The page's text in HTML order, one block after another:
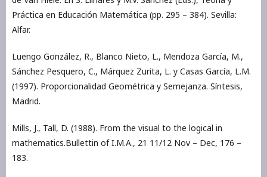
Práctica en Educación Matemática (pp. 295 – 384). Sevilla:
Alfar.
Luengo González, R., Blanco Nieto, L., Mendoza García, M.,
Sánchez Pesquero, C., Márquez Zurita, L. y Casas García, L.M.
(1997). Proporcionalidad Geométrica y Semejanza. Síntesis,
Madrid.
Mills, J., Tall, D. (1988). From the visual to the logical in
mathematics.Bullettin of I.M.A., 21 11/12 Nov – Dec, 176 –
183.